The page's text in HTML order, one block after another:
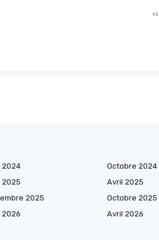
‹‹
2024 Octobre 2024
2025 Avril 2025
2025 Octobre 2025
2026 Avril 2026